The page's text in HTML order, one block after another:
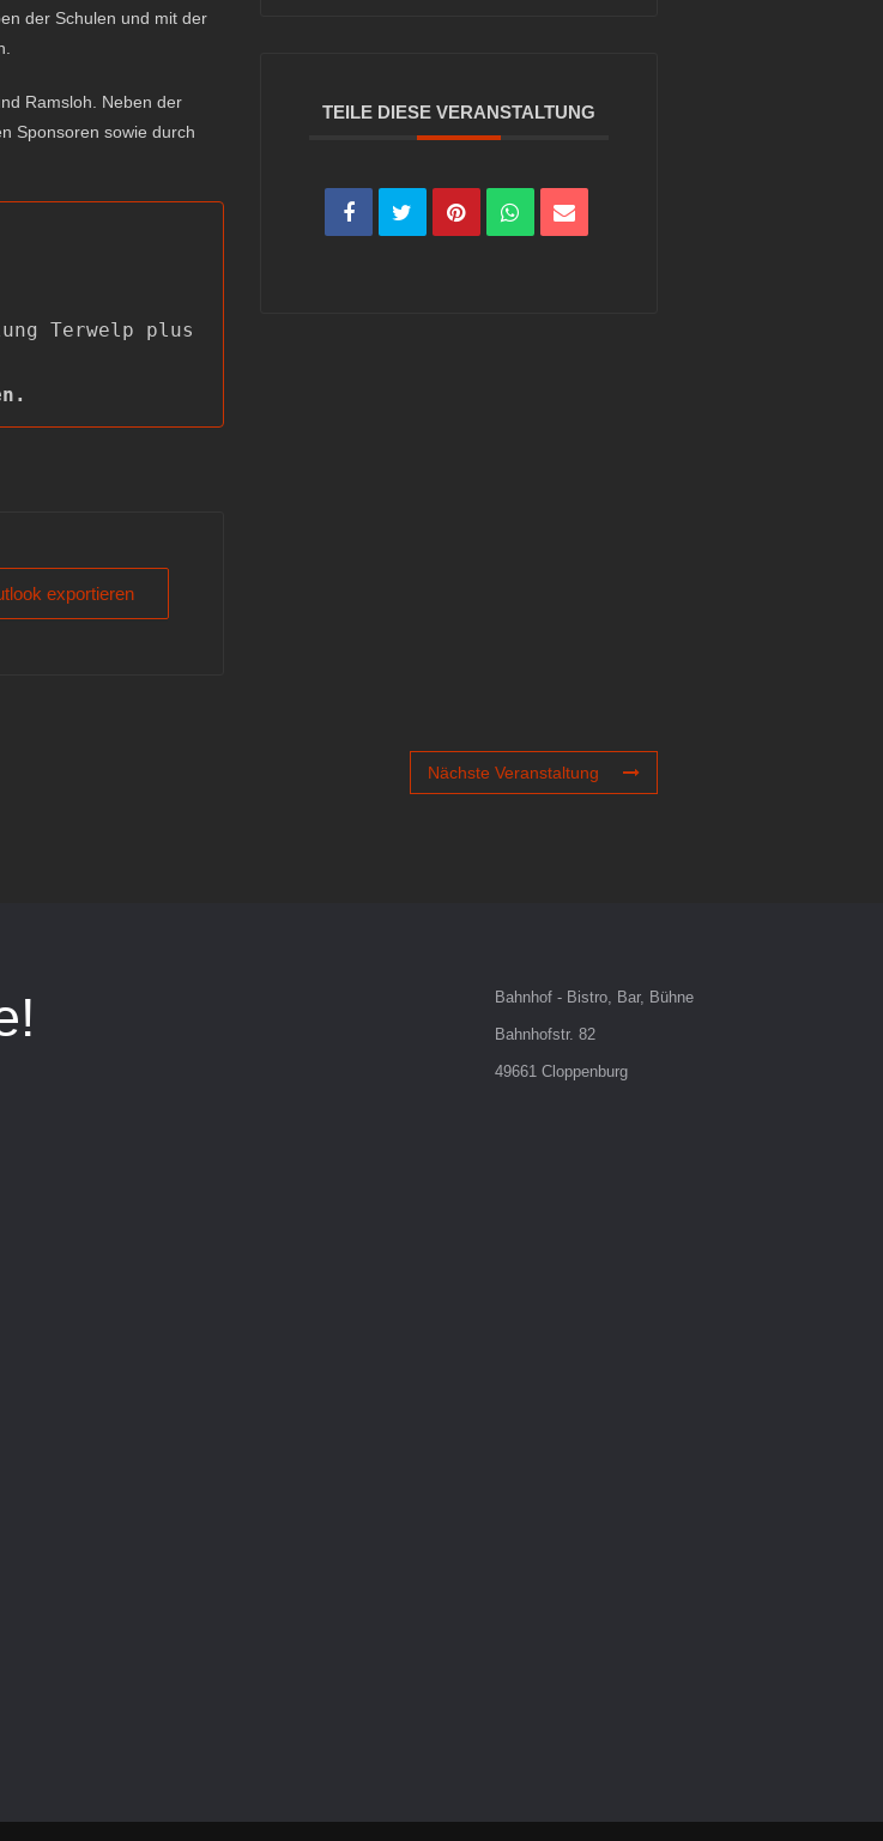
der Schulen und mit der
Ramsloh. Neben der
Sponsoren sowie durch
Terwelp plus
exportieren
TEILE DIESE VERANSTALTUNG
Nächste Veranstaltung
Bahnhof - Bistro, Bar, Bühne
Bahnhofstr. 82
49661 Cloppenburg